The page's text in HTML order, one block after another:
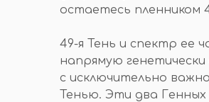
остаетесь пленником
49-я Тень и спектр ее
напрямую генетически
с исключительно
Тенью. Эти два